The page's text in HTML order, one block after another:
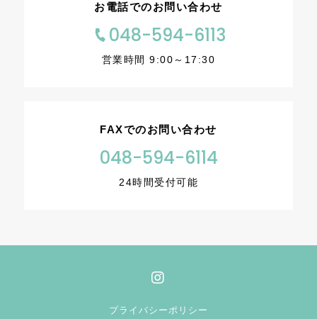
お電話でのお問い合わせ
048-594-6113
営業時間 9:00～17:30
FAXでのお問い合わせ
048-594-6114
24時間受付可能
プライバシーポリシー